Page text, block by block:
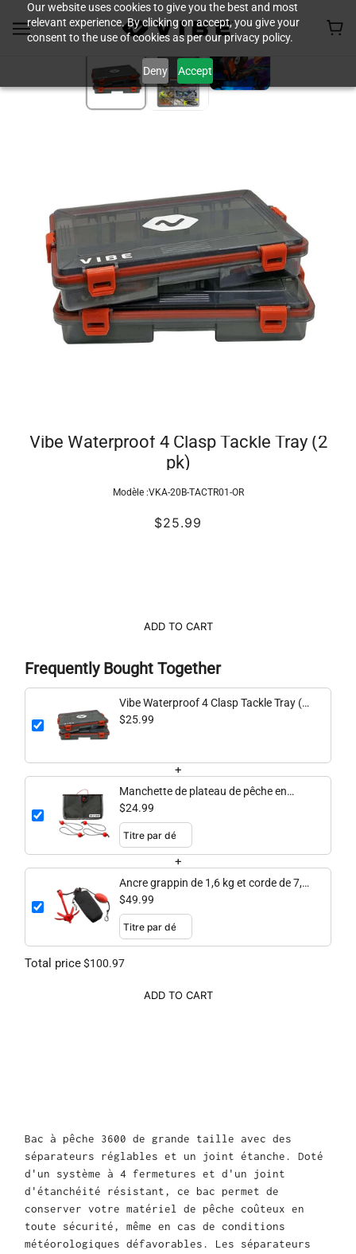
Our website uses cookies to give you the best and most
relevant experience. By clicking on accept, you give your
consent to the use of cookies as per our privacy policy.
Deny Accept
Vibe Waterproof 4 Clasp Tackle Tray (2
pk)
Modèle :VKA-20B-TACTR01-OR
$25.99
ADD TO CART
Frequently Bought Together
Vibe Waterproof 4 Clasp Tackle Tray (2
pk)
$25.99
+
Manchette de plateau de pêche en
maille
$24.99
+
Ancre grappin de 1,6 kg et corde de 7,6
m
$49.99
Total price$100.97
ADD TO CART
Bac à pêche 3600 de grande taille avec des
séparateurs réglables et un joint étanche. Doté
d'un système à 4 fermetures et d'un joint
d'étanchéité résistant, ce bac permet de
conserver votre matériel de pêche coûteux en
toute sécurité, même en cas de conditions
météorologiques défavorables. Les séparateurs